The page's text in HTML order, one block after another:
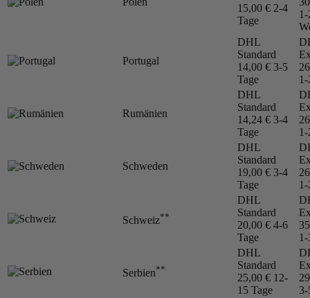
15,00 € 2-4
Tage
1-
Portugal
DHL
Standard
14,00 € 3-5
Tage
1-
Rumänien
DHL
Standard
14,24 € 3-4
Tage
1-
Schweden
DHL
Standard
19,00 € 3-4
Tage
1-
Schweiz**
DHL
Standard
20,00 € 4-6
Tage
1-
Serbien**
DHL
Standard
25,00 € 12-
15 Tage
3-